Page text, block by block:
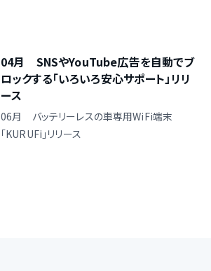
04月 SNSやYouTube広告を自動でブ
ロックする「いろいろ安心サポート」リリ
ース
06月 バッテリーレスの車専用WiFi端末
「KURUFi」リリース